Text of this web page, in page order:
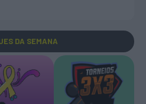
DA SEMANA